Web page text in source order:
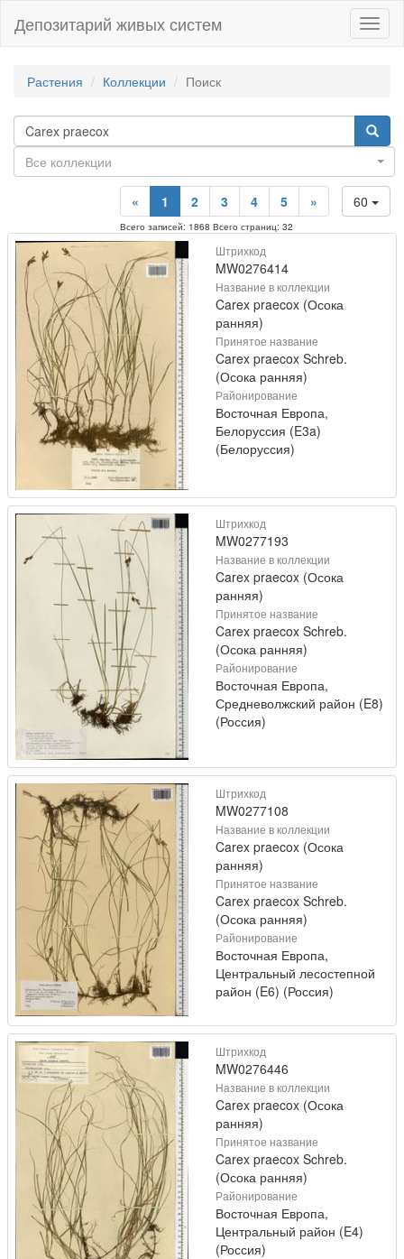
Депозитарий живых систем
Растения Коллекции Поиск
Все коллекции
60
« 1 2 3 4 5 »
Всего записей: 1868 Всего страниц: 32
Штрихкод
MW0276414
Название в коллекции
Carex praecox (Осока
ранняя)
Принятое название
Carex praecox Schreb.
(Осока ранняя)
Районирование
Восточная Европа,
Белоруссия (E3a)
(Белоруссия)
Штрихкод
MW0277193
Название в коллекции
Carex praecox (Осока
ранняя)
Принятое название
Carex praecox Schreb.
(Осока ранняя)
Районирование
Восточная Европа,
Средневолжский район (E8)
(Россия)
Штрихкод
MW0277108
Название в коллекции
Carex praecox (Осока
ранняя)
Принятое название
Carex praecox Schreb.
(Осока ранняя)
Районирование
Восточная Европа,
Центральный лесостепной
район (E6) (Россия)
Штрихкод
MW0276446
Название в коллекции
Carex praecox (Осока
ранняя)
Принятое название
Carex praecox Schreb.
(Осока ранняя)
Районирование
Восточная Европа,
Центральный район (E4)
(Россия)